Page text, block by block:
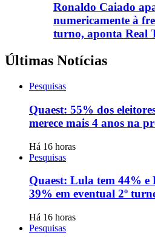
Ronaldo Caiado
numericamente à
turno, aponta Real
Últimas Notícias
Pesquisas
Quaest: 55% dos
merece mais 4 anos na
Há 16 horas
Pesquisas
Quaest: Lula tem 44%
39% em eventual 2º
Há 16 horas
Pesquisas